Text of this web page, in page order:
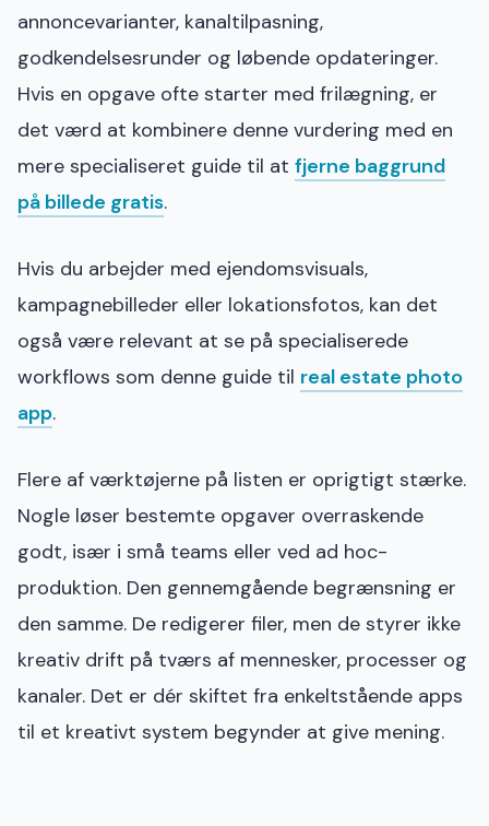
annoncevarianter, kanaltilpasning,
godkendelsesrunder og løbende opdateringer.
Hvis en opgave ofte starter med frilægning, er
det værd at kombinere denne vurdering med en
mere specialiseret guide til at fjerne baggrund
på billede gratis.
Hvis du arbejder med ejendomsvisuals,
kampagnebilleder eller lokationsfotos, kan det
også være relevant at se på specialiserede
workflows som denne guide til real estate photo
app.
Flere af værktøjerne på listen er oprigtigt stærke.
Nogle løser bestemte opgaver overraskende
godt, især i små teams eller ved ad hoc-
produktion. Den gennemgående begrænsning er
den samme. De redigerer filer, men de styrer ikke
kreativ drift på tværs af mennesker, processer og
kanaler. Det er dér skiftet fra enkeltstående apps
til et kreativt system begynder at give mening.